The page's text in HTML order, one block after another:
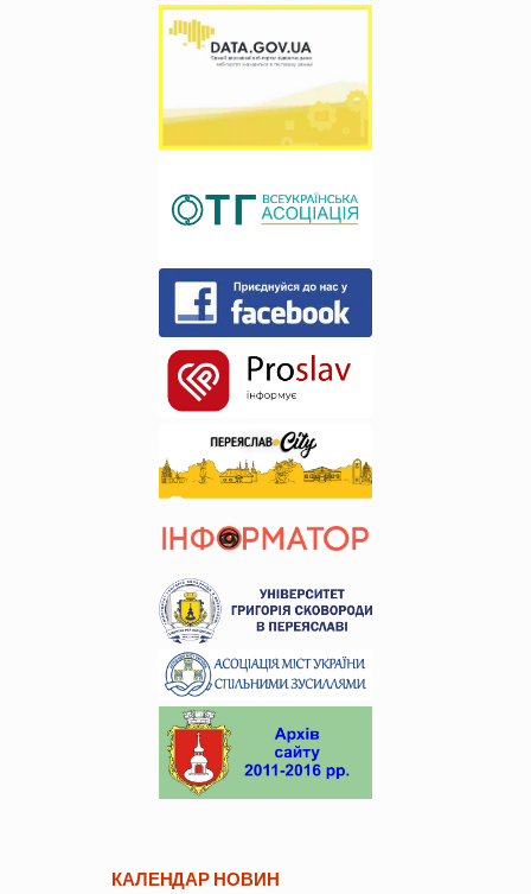
КАЛЕНДАР НОВИН